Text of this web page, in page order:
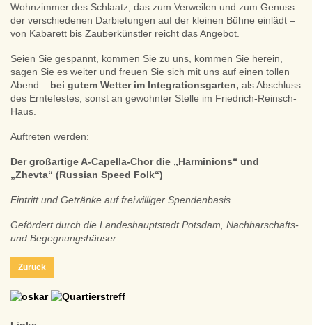
Wohnzimmer des Schlaatz, das zum Verweilen und zum Genuss
der verschiedenen Darbietungen auf der kleinen Bühne einlädt –
von Kabarett bis Zauberkünstler reicht das Angebot.
Seien Sie gespannt, kommen Sie zu uns, kommen Sie herein,
sagen Sie es weiter und freuen Sie sich mit uns auf einen tollen
Abend – bei gutem Wetter im Integrationsgarten, als Abschluss
des Erntefestes, sonst an gewohnter Stelle im Friedrich-Reinsch-
Haus.
Auftreten werden:
Der großartige A-Capella-Chor die „Harminions“ und
„Zhevta“ (Russian Speed Folk“)
Eintritt und Getränke auf freiwilliger Spendenbasis
Gefördert durch die Landeshauptstadt Potsdam, Nachbarschafts-
und Begegnungshäuser
Zurück